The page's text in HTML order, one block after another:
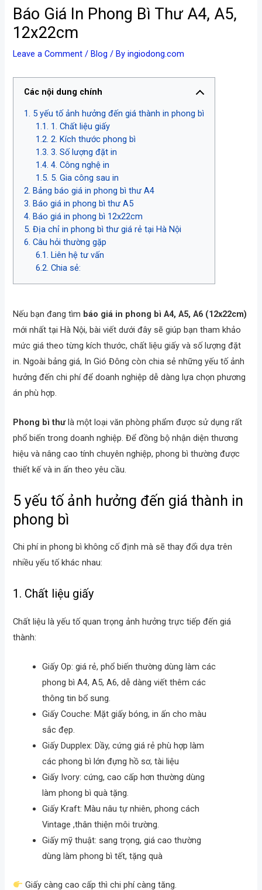
Báo Giá In Phong Bì Thư A4, A5,
12x22cm
Leave a Comment /Blog / Byingiodong.com
Các nội dung chính
5 yếu tố ảnh hưởng đến giá thành in phong bì
1. Chất liệu giấy
2. Kích thước phong bì
3. Số lượng đặt in
4. Công nghệ in
5. Gia công sau in
Bảng báo giá in phong bì thư A4
Báo giá in phong bì thư A5
Báo giá in phong bì 12x22cm
Địa chỉ in phong bì thư giá rẻ tại Hà Nội
Câu hỏi thường gặp
Liên hệ tư vấn
Chia sẻ:
Nếu bạn đang tìm báo giá in phong bì A4, A5, A6 (12x22cm)
mới nhất tại Hà Nội, bài viết dưới đây sẽ giúp bạn tham khảo
mức giá theo từng kích thước, chất liệu giấy và số lượng đặt
in. Ngoài bảng giá, In Gió Đông còn chia sẻ những yếu tố ảnh
hưởng đến chi phí để doanh nghiệp dễ dàng lựa chọn phương
án phù hợp.
Phong bì thưlà một loại văn phòng phẩm được sử dụng rất
phổ biến trong doanh nghiệp. Để đồng bộ nhận diện thương
hiệu và nâng cao tính chuyên nghiệp, phong bì thường được
thiết kế và in ấn theo yêu cầu.
5 yếu tố ảnh hưởng đến giá thành in
phong bì
Chi phí in phong bì không cố định mà sẽ thay đổi dựa trên
nhiều yếu tố khác nhau:
1. Chất liệu giấy
Chất liệu là yếu tố quan trọng ảnh hưởng trực tiếp đến giá
thành:
Giấy Op: giá rẻ, phổ biến thường dùng làm các
phong bì A4, A5, A6, dễ dàng viết thêm các
thông tin bổ sung.
Giấy Couche: Mặt giấy bóng, in ấn cho màu
sắc đẹp.
Giấy Dupplex: Dầy, cứng giá rẻ phù hợp làm
các phong bì lớn đựng hồ sơ, tài liệu
Giấy Ivory: cứng, cao cấp hơn thường dùng
làm phong bì quà tặng.
Giấy Kraft: Màu nâu tự nhiên, phong cách
Vintage ,thân thiện môi trường.
Giấy mỹ thuật: sang trọng, giá cao thường
dùng làm phong bì tết, tặng quà
Giấy càng cao cấp thì chi phí càng tăng.